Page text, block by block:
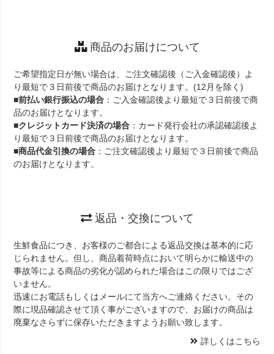
商品のお届けについて
ご希望指定日が無い場合は、ご注文確認後（ご入金確認後）よ
り最短で３日前後で商品のお届けとなります。(12月を除く)
■前払い銀行振込の場合 ：ご入金確認後より最短で３日前後で商
品のお届けとなります。
■クレジットカード決済の場合 ：カード発行会社の承認確認後よ
り最短で３日前後で商品のお届けとなります。
■商品代金引換の場合 ：ご注文確認後より最短で３日前後で商品
のお届けとなります。
返品・交換について
生鮮食品につき、お客様のご都合による返品交換は基本的に応
じられません。但し、商品着荷時点において明らかに輸送中の
事故等による商品の劣化が認められた場合はこの限りではござ
いません。
迅速にお電話もしくはメールにて当方へご連絡ください。その
際に現品確認させて頂く事がございますので、お届けの商品は
廃棄なさらずに保存いただきますようお願い致します。
詳しくはこちら